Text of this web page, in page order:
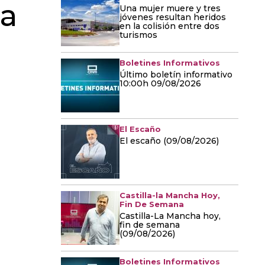
Una mujer muere y tres
jóvenes resultan heridos
en la colisión entre dos
turismos
Boletines Informativos
Último boletín informativo
10:00h 09/08/2026
El Escaño
El escaño (09/08/2026)
Castilla-la Mancha Hoy,
Fin De Semana
Castilla-La Mancha hoy,
fin de semana
(09/08/2026)
Boletines Informativos